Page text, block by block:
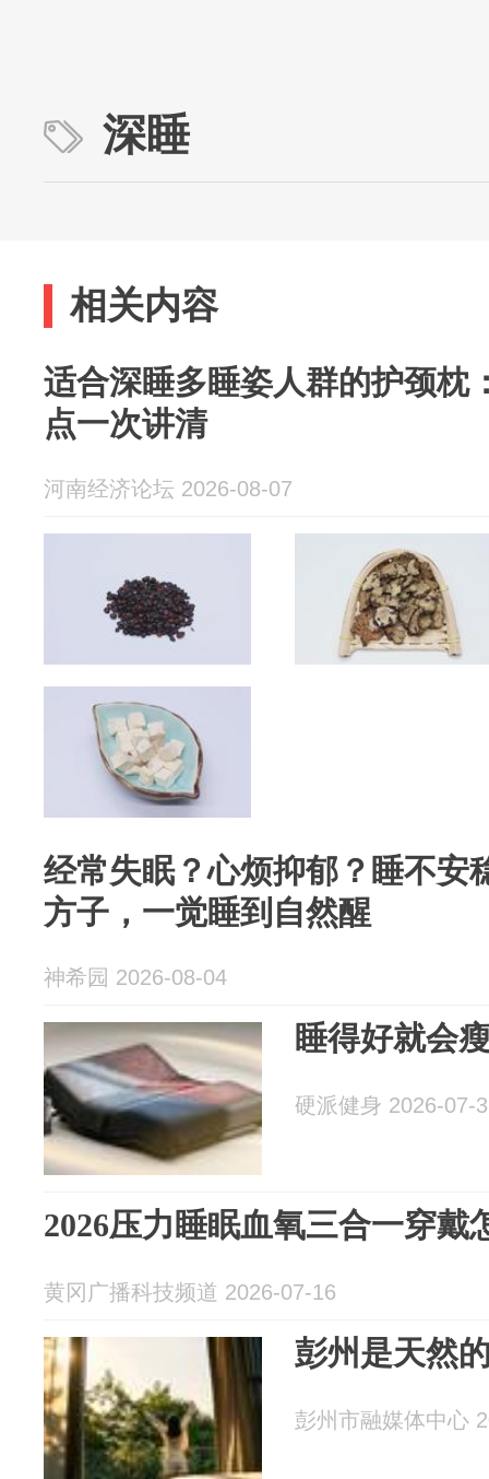
深睡
相关内容
适合深睡多睡姿人群的护颈枕
点一次讲清
河南经济论坛 2026-08-07
经常失眠？心烦抑郁？睡不安
方子，一觉睡到自然醒
神希园 2026-08-04
睡得好就会
硬派健身 2026-07-
2026压力睡眠血氧三合一穿戴
黄冈广播科技频道 2026-07-16
彭州是天然
彭州市融媒体中心